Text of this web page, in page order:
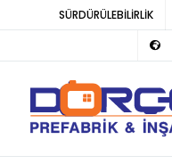
SÜRDÜRÜLEBİLİRLİK